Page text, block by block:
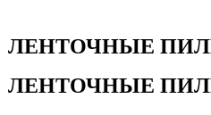
ЛЕНТОЧНЫЕ
ЛЕНТОЧНЫЕ ПИЛЫ